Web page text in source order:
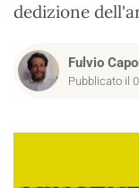
dedizione
Fulvio
Pubblicato il